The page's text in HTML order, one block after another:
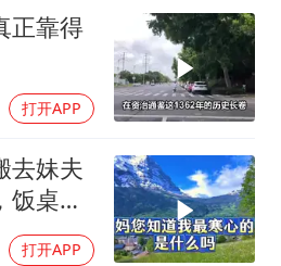
军士兵把枪口对准中国记者
笔试第一被劝弃考涉事副校长被撤职
海豚5次眼壁置换
构建更高水平的全民健身公共服务体系
正靠得
打开APP
去妹夫
饭桌上
默
打开APP